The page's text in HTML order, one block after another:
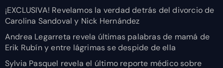
¡EXCLUSIVA! Revelamos la verdad detrás del divorcio de
Carolina Sandoval y Nick Hernández
Andrea Legarreta revela últimas palabras de mamá de
Erik Rubín y entre lágrimas se despide de ella
Sylvia Pasquel revela el último reporte médico sobre